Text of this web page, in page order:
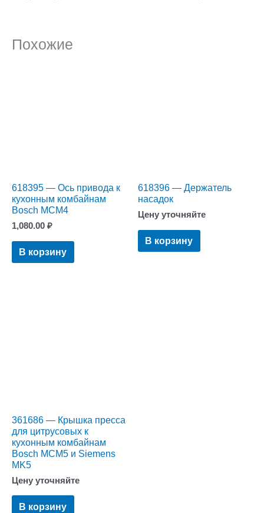
Похожие
618395 — Ось привода к
кухонным комбайнам
Bosch MCM4
1,080.00 ₽
В корзину
618396 — Держатель
насадок
Цену уточняйте
В корзину
361686 — Крышка пресса
для цитрусовых к
кухонным комбайнам
Bosch MCM5 и Siemens
MK5
Цену уточняйте
В корзину